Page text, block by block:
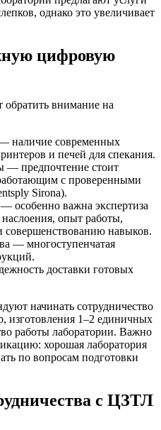
однако это увеличивает
цифровую
обратить внимание на
наличие современных
и печей для спекания.
— предпочтение стоит
с проверенными
Sirona).
особенно важна экспертиза
опыт работы,
совершенствованию навыков.
— многоступенчатая
доставки готовых
начинать сотрудничество
изготовления 1–2 единичных
работы лаборатории. Важно
хорошая лаборатория
по вопросам подготовки
с ЦЗТЛ